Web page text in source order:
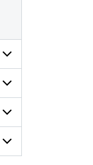
Undersidor
för
Radar
och
Undersidor
för
Väder
till
Undersidor
för